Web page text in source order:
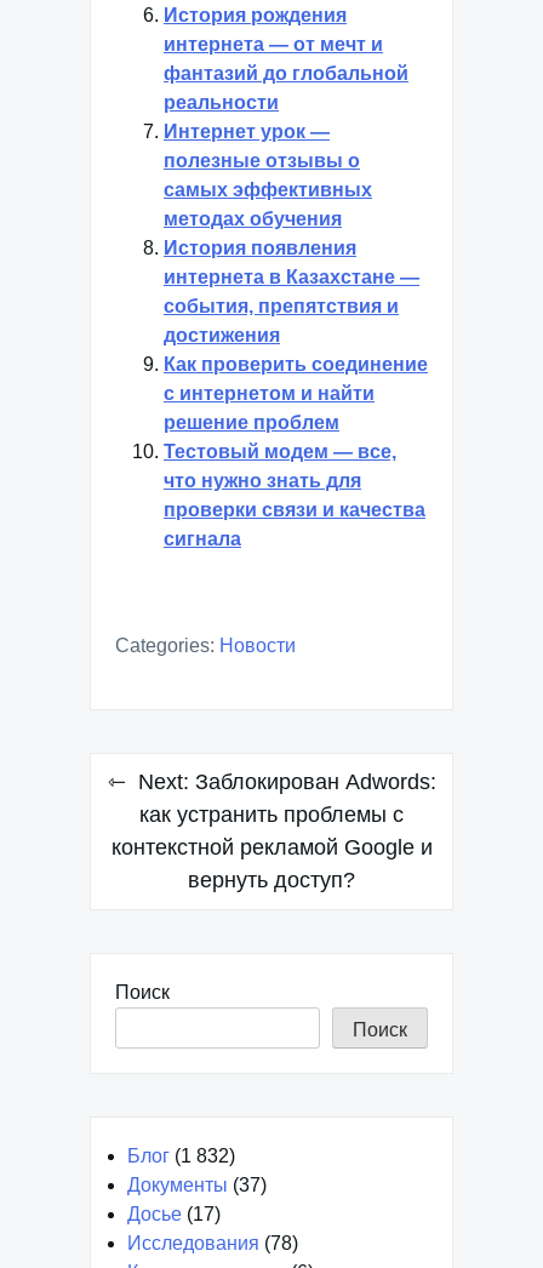
История рождения
интернета — от мечт и
фантазий до глобальной
реальности
Интернет урок —
полезные отзывы о
самых эффективных
методах обучения
История появления
интернета в Казахстане —
события, препятствия и
достижения
Как проверить соединение
с интернетом и найти
решение проблем
Тестовый модем — все,
что нужно знать для
проверки связи и качества
сигнала
Categories: Новости
Навигация
записям
Next: Заблокирован Adwords:
как устранить проблемы с
контекстной рекламой Google и
вернуть доступ?
Поиск
Поиск
Блог (1 832)
Документы (37)
Досье (17)
Исследования (78)